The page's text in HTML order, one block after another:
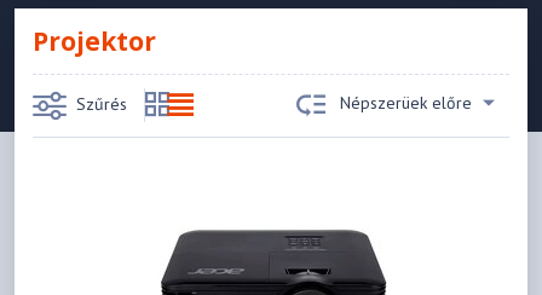
Projektor
Szűrés Népszerüek előre